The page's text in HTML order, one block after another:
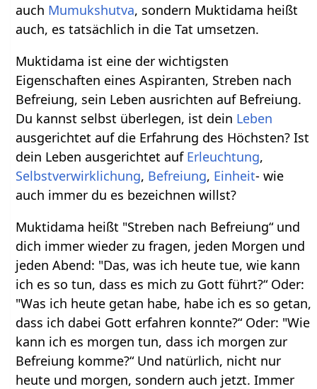
auch Mumukshutva, sondern Muktidama heißt
auch, es tatsächlich in die Tat umsetzen.
Muktidama ist eine der wichtigsten
Eigenschaften eines Aspiranten, Streben nach
Befreiung, sein Leben ausrichten auf Befreiung.
Du kannst selbst überlegen, ist dein Leben
ausgerichtet auf die Erfahrung des Höchsten? Ist
dein Leben ausgerichtet auf Erleuchtung,
Selbstverwirklichung, Befreiung, Einheit- wie
auch immer du es bezeichnen willst?
Muktidama heißt "Streben nach Befreiung“ und
dich immer wieder zu fragen, jeden Morgen und
jeden Abend: "Das, was ich heute tue, wie kann
ich es so tun, dass es mich zu Gott führt?“ Oder:
"Was ich heute getan habe, habe ich es so getan,
dass ich dabei Gott erfahren konnte?“ Oder: "Wie
kann ich es morgen tun, dass ich morgen zur
Befreiung komme?“ Und natürlich, nicht nur
heute und morgen, sondern auch jetzt. Immer